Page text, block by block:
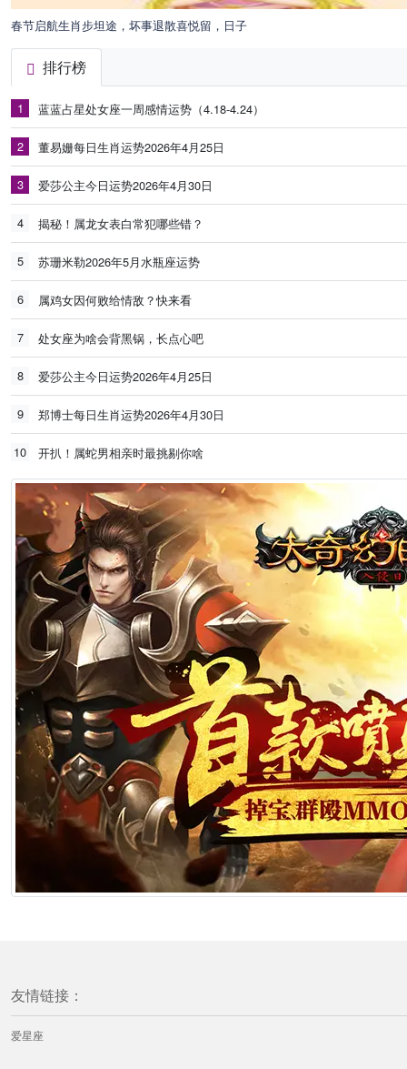
春节启航生肖步坦途，坏事退散喜悦留，日子
排行榜
1 蓝蓝占星处女座一周感情运势（4.18-4.24）
2 董易姗每日生肖运势2026年4月25日
3 爱莎公主今日运势2026年4月30日
4 揭秘！属龙女表白常犯哪些错？
5 苏珊米勒2026年5月水瓶座运势
6 属鸡女因何败给情敌？快来看
7 处女座为啥会背黑锅，长点心吧
8 爱莎公主今日运势2026年4月25日
9 郑博士每日生肖运势2026年4月30日
10 开扒！属蛇男相亲时最挑剔你啥
友情链接：
爱星座